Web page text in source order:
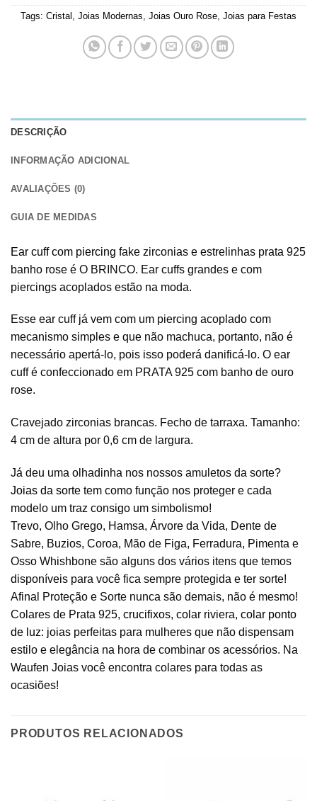
Tags: Cristal Joias Modernas Joias Ouro Rose Joias para Festas
DESCRIÇÃO
INFORMAÇÃO ADICIONAL
AVALIAÇÕES (0)
GUIA DE MEDIDAS
Ear cuff com piercing fake zirconias e estrelinhas prata 925
banho rose é O BRINCO. Ear cuffs grandes e com
piercings acoplados estão na moda.
Esse ear cuff já vem com um piercing acoplado com
mecanismo simples e que não machuca, portanto, não é
necessário apertá-lo, pois isso poderá danificá-lo. O ear
cuff é confeccionado em PRATA 925 com banho de ouro
rose.
Cravejado zirconias brancas. Fecho de tarraxa. Tamanho:
4 cm de altura por 0,6 cm de largura.
Já deu uma olhadinha nos nossos amuletos da sorte?
Joias da sorte tem como função nos proteger e cada
modelo um traz consigo um simbolismo!
Trevo, Olho Grego, Hamsa, Árvore da Vida, Dente de
Sabre, Buzios, Coroa, Mão de Figa, Ferradura, Pimenta e
Osso Whishbone são alguns dos vários itens que temos
disponíveis para você fica sempre protegida e ter sorte!
Afinal Proteção e Sorte nunca são demais, não é mesmo!
Colares de Prata 925, crucifixos, colar riviera, colar ponto
de luz: joias perfeitas para mulheres que não dispensam
estilo e elegância na hora de combinar os acessórios. Na
Waufen Joias você encontra colares para todas as
ocasiões!
PRODUTOS RELACIONADOS